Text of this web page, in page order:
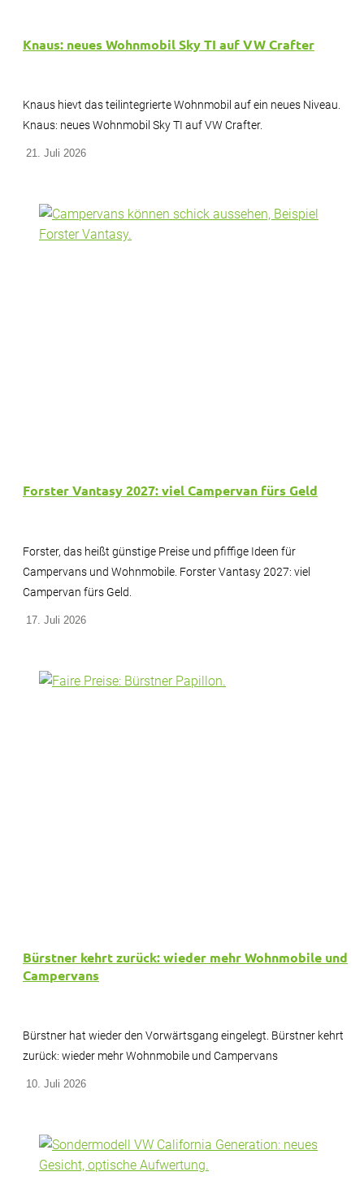
Knaus: neues Wohnmobil Sky TI auf VW Crafter
Knaus hievt das teilintegrierte Wohnmobil auf ein neues Niveau.
Knaus: neues Wohnmobil Sky TI auf VW Crafter.
21. Juli 2026
Forster Vantasy 2027: viel Campervan fürs Geld
Forster, das heißt günstige Preise und pfiffige Ideen für
Campervans und Wohnmobile. Forster Vantasy 2027: viel
Campervan fürs Geld.
17. Juli 2026
Bürstner kehrt zurück: wieder mehr Wohnmobile und
Campervans
Bürstner hat wieder den Vorwärtsgang eingelegt. Bürstner kehrt
zurück: wieder mehr Wohnmobile und Campervans
10. Juli 2026